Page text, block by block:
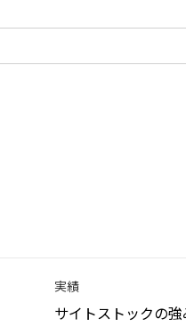
実績
サイトストックの強